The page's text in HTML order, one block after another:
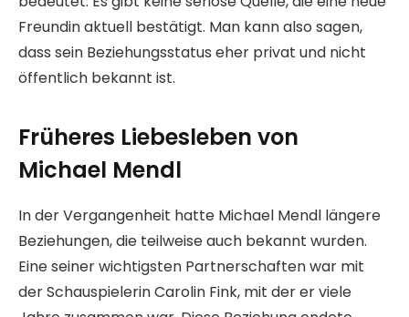
Freundin aktuell bestätigt. Man kann also sagen,
dass sein Beziehungsstatus eher privat und nicht
öffentlich bekannt ist.
Früheres Liebesleben von
Michael Mendl
In der Vergangenheit hatte Michael Mendl längere
Beziehungen, die teilweise auch bekannt wurden.
Eine seiner wichtigsten Partnerschaften war mit
der Schauspielerin Carolin Fink, mit der er viele